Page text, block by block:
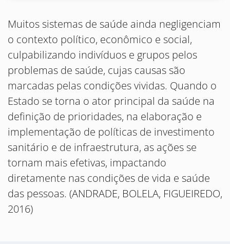
Muitos sistemas de saúde ainda negligenciam
o contexto político, econômico e social,
culpabilizando indivíduos e grupos pelos
problemas de saúde, cujas causas são
marcadas pelas condições vividas. Quando o
Estado se torna o ator principal da saúde na
definição de prioridades, na elaboração e
implementação de políticas de investimento
sanitário e de infraestrutura, as ações se
tornam mais efetivas, impactando
diretamente nas condições de vida e saúde
das pessoas. (ANDRADE, BOLELA, FIGUEIREDO,
2016)